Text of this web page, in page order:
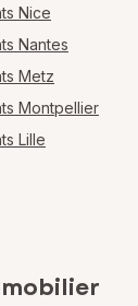
Nice
Nantes
Metz
Montpellier
Lille